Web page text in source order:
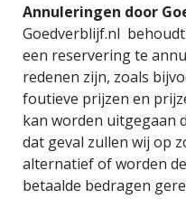
Annuleringen door
Goedverblijf.nl
een reservering te
redenen zijn, zoals
foutieve prijzen en
kan worden uitgegaan
dat geval zullen wij op
alternatief of worden
betaalde bedragen